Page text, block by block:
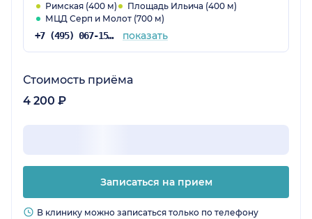
Римская (400 м)
Площадь Ильича (400 м)
МЦД Серп и Молот (700 м)
+7 (495) 067-15-02 показать
Стоимость приёма
4 200 ₽
Записаться на прием
В клинику можно записаться только по телефону